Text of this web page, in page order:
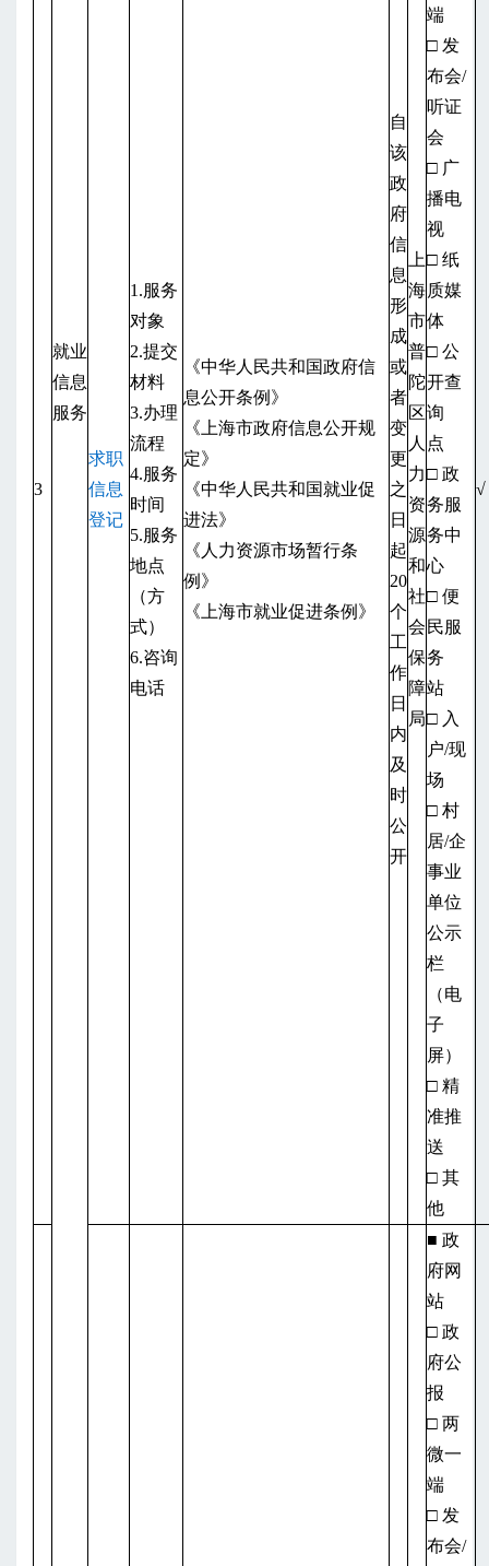
就业
信息
服务
3
求职
信息
登记
1.服务
对象
2.提交
材料
3.办理
流程
4.服务
时间
5.服务
地点
（方
式）
6.咨询
电话
《中华人民共和国政府信
息公开条例》
《上海市政府信息公开规
定》
《中华人民共和国就业促
进法》
《人力资源市场暂行条
例》
《上海市就业促进条例》
自
该
政
府
信
息
形
成
或
者
变
更
之
日
起
20
个
工
作
日
内
及
时
公
开
上
海
市
普
陀
区
人
力
资
源
和
社
会
保
障
局
端
□ 发
布会/
听证
会
□ 广
播电
视
□ 纸
质媒
体
□ 公
开查
询
点
□ 政
务服
务中
心
□ 便
民服
务
站
□ 入
户/现
场
□ 村
居/企
事业
单位
公示
栏
（电
子
屏）
□ 精
准推
送
□ 其
他
√
■ 政
府网
站
□ 政
府公
报
□ 两
微一
端
□ 发
布会/